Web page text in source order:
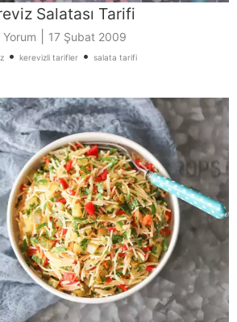
Salatası Tarifi
Yorum 17 Şubat 2009
• kerevizli tarifler• salata tarifi